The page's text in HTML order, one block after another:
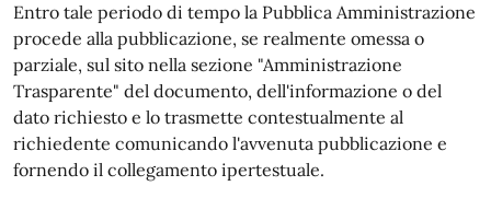
Entro tale periodo di tempo la Pubblica Amministrazione
procede alla pubblicazione, se realmente omessa o
parziale, sul sito nella sezione "Amministrazione
Trasparente" del documento, dell'informazione o del
dato richiesto e lo trasmette contestualmente al
richiedente comunicando l'avvenuta pubblicazione e
fornendo il collegamento ipertestuale.